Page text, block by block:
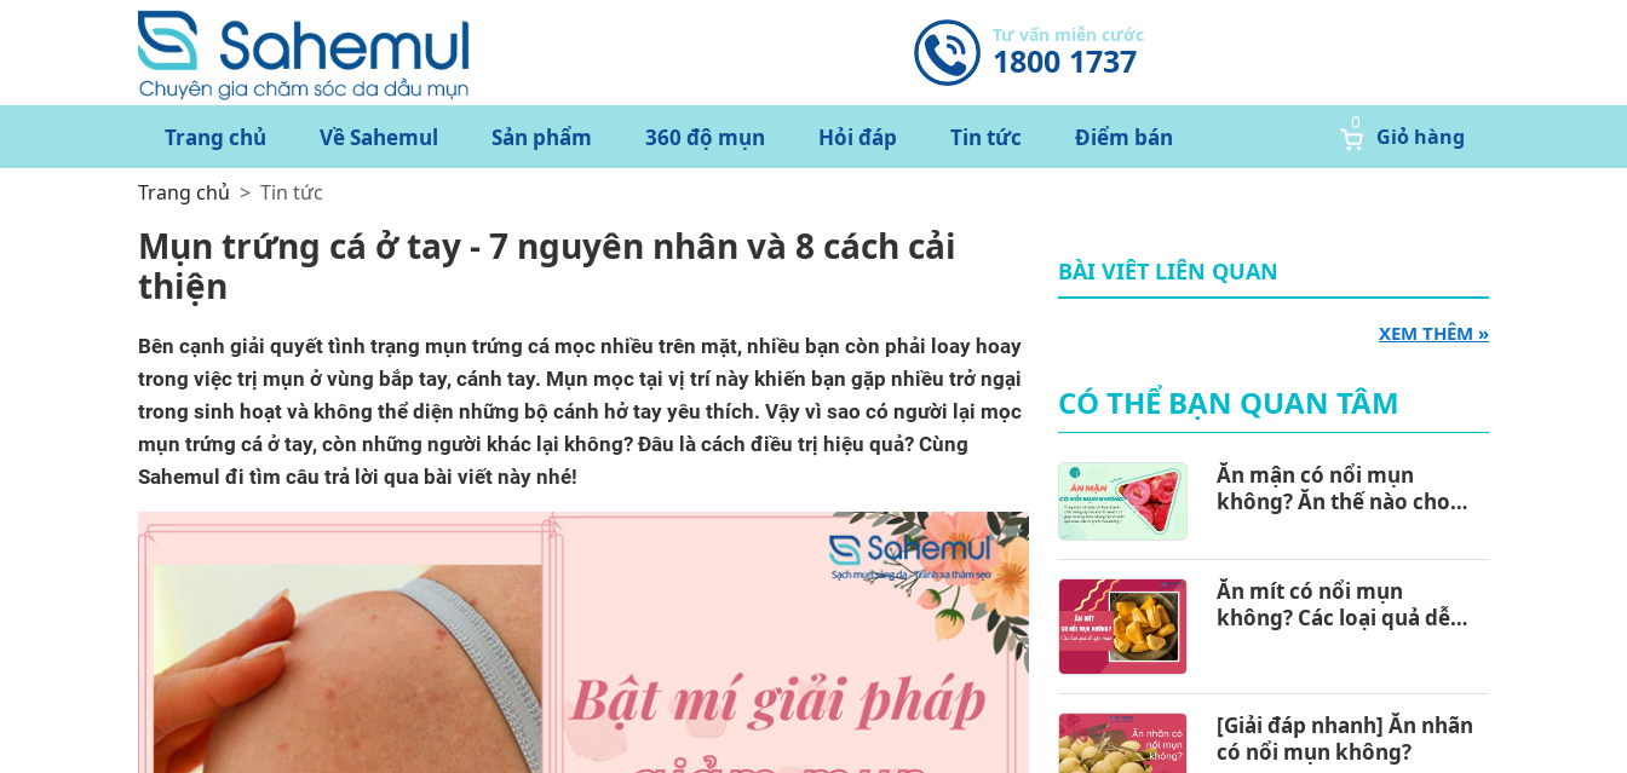
Tư vấn miễn cước
1800 1737
Trang chủ Về Sahemul Sản phẩm 360 độ mụn Hỏi đáp Tin tức Điểm bán
0
Giỏ hàng
Trang chủ Tin tức
Mụn trứng cá ở tay - 7 nguyên nhân và 8 cách cải
thiện
Bên cạnh giải quyết tình trạng mụn trứng cá mọc nhiều trên mặt, nhiều bạn còn phải loay hoay
trong việc trị mụn ở vùng bắp tay, cánh tay. Mụn mọc tại vị trí này khiến bạn gặp nhiều trở ngại
trong sinh hoạt và không thể diện những bộ cánh hở tay yêu thích. Vậy vì sao có người lại mọc
mụn trứng cá ở tay, còn những người khác lại không? Đâu là cách điều trị hiệu quả? Cùng
Sahemul đi tìm câu trả lời qua bài viết này nhé!
BÀI VIÊT LIÊN QUAN
XEM THÊM »
CÓ THỂ BẠN QUAN TÂM
Ăn mận có nổi mụn
không? Ăn thế nào cho
Ăn mít có nổi mụn
không? Các loại quả dễ
[Giải đáp nhanh] Ăn nhãn
có nổi mụn không?